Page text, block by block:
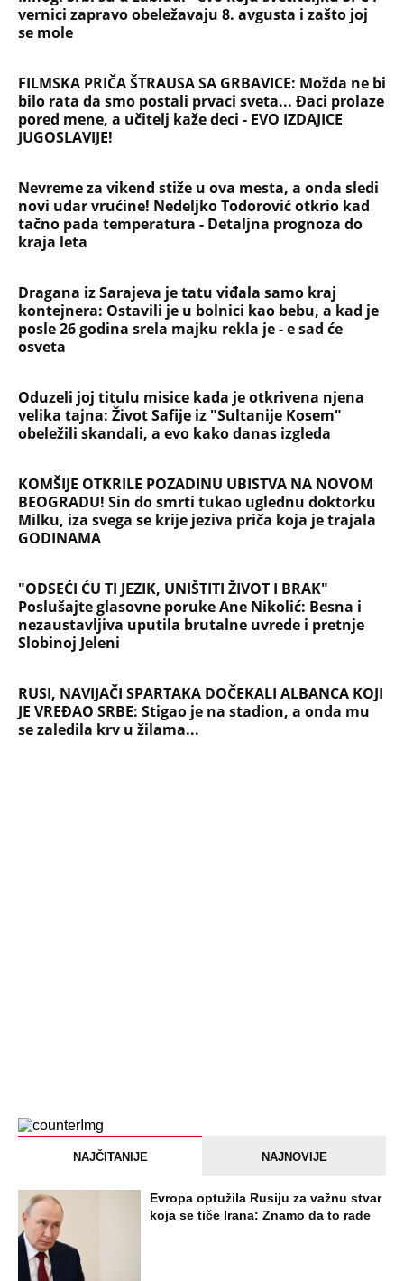
vernici zapravo obeležavaju 8. avgusta i zašto joj
se mole
FILMSKA PRIČA ŠTRAUSA SA GRBAVICE: Možda ne bi
bilo rata da smo postali prvaci sveta... Đaci prolaze
pored mene, a učitelj kaže deci - EVO IZDAJICE
JUGOSLAVIJE!
Nevreme za vikend stiže u ova mesta, a onda sledi
novi udar vrućine! Nedeljko Todorović otkrio kad
tačno pada temperatura - Detaljna prognoza do
kraja leta
Dragana iz Sarajeva je tatu viđala samo kraj
kontejnera: Ostavili je u bolnici kao bebu, a kad je
posle 26 godina srela majku rekla je - e sad će
osveta
Oduzeli joj titulu misice kada je otkrivena njena
velika tajna: Život Safije iz "Sultanije Kosem"
obeležili skandali, a evo kako danas izgleda
KOMŠIJE OTKRILE POZADINU UBISTVA NA NOVOM
BEOGRADU! Sin do smrti tukao uglednu doktorku
Milku, iza svega se krije jeziva priča koja je trajala
GODINAMA
"ODSEĆI ĆU TI JEZIK, UNIŠTITI ŽIVOT I BRAK"
Poslušajte glasovne poruke Ane Nikolić: Besna i
nezaustavljiva uputila brutalne uvrede i pretnje
Slobinoj Jeleni
RUSI, NAVIJAČI SPARTAKA DOČEKALI ALBANCA KOJI
JE VREĐAO SRBE: Stigao je na stadion, a onda mu
se zaledila krv u žilama...
NAJČITANIJE NAJNOVIJE
Evropa optužila Rusiju za važnu stvar
koja se tiče Irana: Znamo da to rade